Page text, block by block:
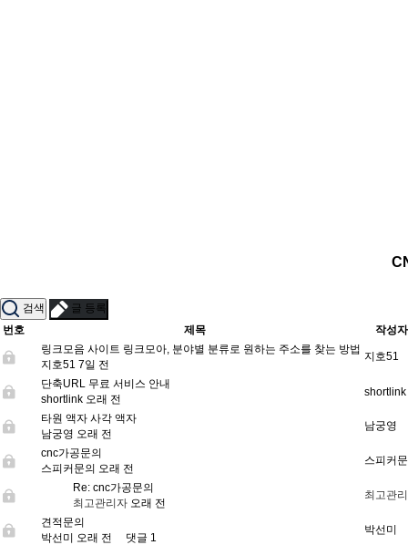
검색
글 등록
번호
제목
작성자
링크모음 사이트 링크모아, 분야별 분류로 원하는 주소를 찾는 방법
지호51 7일 전
지호51
단축URL 무료 서비스 안내
shortlink 오래 전
shortlink
타원 액자 사각 액자
남궁영 오래 전
남궁영
cnc가공문의
스피커문의 오래 전
스피커
Re: cnc가공문의
최고관리자 오래 전
최고관
견적문의
박선미
오래 전 댓글 1
박선미